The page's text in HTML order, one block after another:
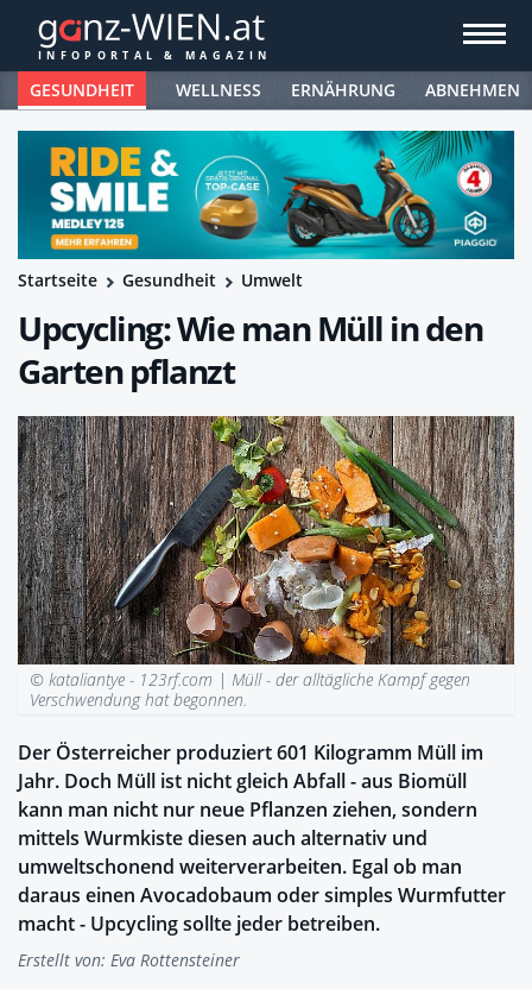
GESUNDHEIT WELLNESS ERNÄHRUNG ABNEHMEN
Startseite Gesundheit Umwelt
Upcycling: Wie man Müll in den
Garten pflanzt
© kataliantye - 123rf.com | Müll - der alltägliche Kampf gegen
Verschwendung hat begonnen.
Der Österreicher produziert 601 Kilogramm Müll im
Jahr. Doch Müll ist nicht gleich Abfall - aus Biomüll
kann man nicht nur neue Pflanzen ziehen, sondern
mittels Wurmkiste diesen auch alternativ und
umweltschonend weiterverarbeiten. Egal ob man
daraus einen Avocadobaum oder simples Wurmfutter
macht - Upcycling sollte jeder betreiben.
Erstellt von: Eva Rottensteiner